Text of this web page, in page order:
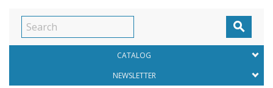

CATALOG
NEWSLETTER